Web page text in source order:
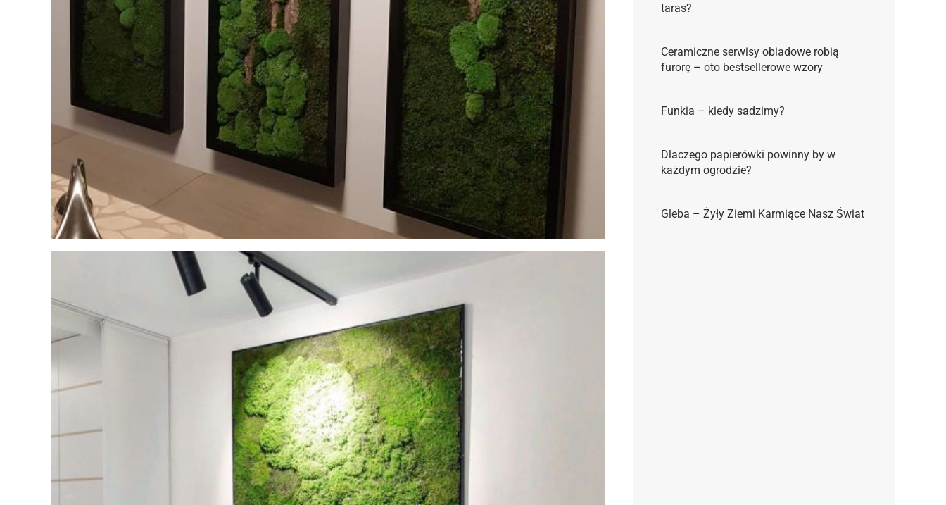
taras?
Ceramiczne serwisy obiadowe robią
furorę – oto bestsellerowe wzory
Funkia – kiedy sadzimy?
Dlaczego papierówki powinny by w
każdym ogrodzie?
Gleba – Żyły Ziemi Karmiące Nasz Świat